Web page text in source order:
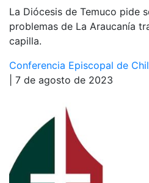
La Diócesis de Temuco pide
problemas de La Araucanía
capilla.
Conferencia Episcopal de
| 7 de agosto de 2023